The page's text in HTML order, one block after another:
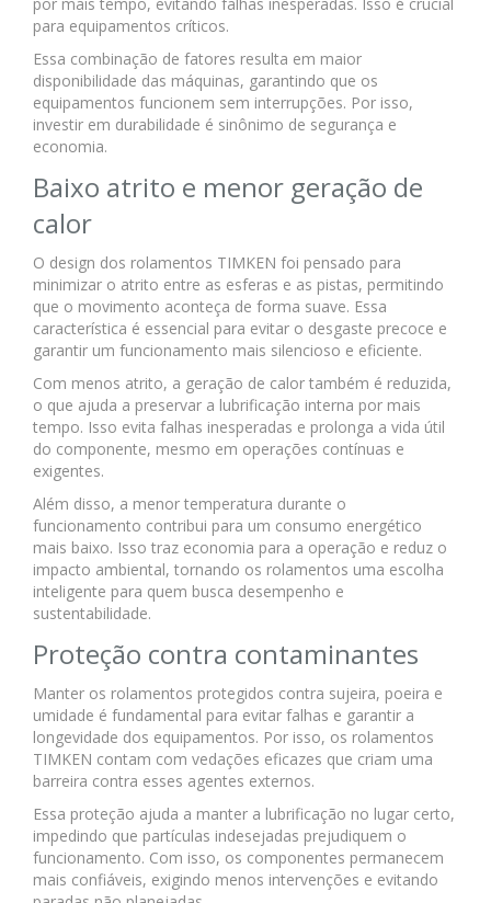
para equipamentos críticos.
Essa combinação de fatores resulta em maior
disponibilidade das máquinas, garantindo que os
equipamentos funcionem sem interrupções. Por isso,
investir em durabilidade é sinônimo de segurança e
economia.
Baixo atrito e menor geração de
calor
O design dos rolamentos TIMKEN foi pensado para
minimizar o atrito entre as esferas e as pistas, permitindo
que o movimento aconteça de forma suave. Essa
característica é essencial para evitar o desgaste precoce e
garantir um funcionamento mais silencioso e eficiente.
Com menos atrito, a geração de calor também é reduzida,
o que ajuda a preservar a lubrificação interna por mais
tempo. Isso evita falhas inesperadas e prolonga a vida útil
do componente, mesmo em operações contínuas e
exigentes.
Além disso, a menor temperatura durante o
funcionamento contribui para um consumo energético
mais baixo. Isso traz economia para a operação e reduz o
impacto ambiental, tornando os rolamentos uma escolha
inteligente para quem busca desempenho e
sustentabilidade.
Proteção contra contaminantes
Manter os rolamentos protegidos contra sujeira, poeira e
umidade é fundamental para evitar falhas e garantir a
longevidade dos equipamentos. Por isso, os rolamentos
TIMKEN contam com vedações eficazes que criam uma
barreira contra esses agentes externos.
Essa proteção ajuda a manter a lubrificação no lugar certo,
impedindo que partículas indesejadas prejudiquem o
funcionamento. Com isso, os componentes permanecem
mais confiáveis, exigindo menos intervenções e evitando